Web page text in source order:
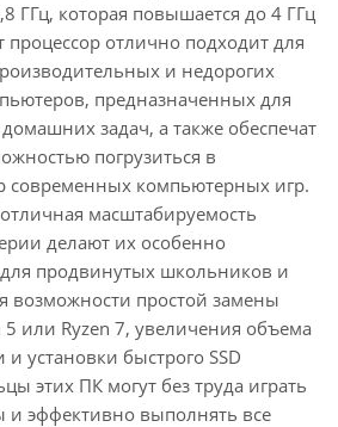
ГГц, которая повышается до 4 ГГц
процессор отлично подходит для
и недорогих
предназначенных для
задач, а также обеспечат
погрузиться в
компьютерных игр.
масштабируемость
делают их особенно
продвинутых школьников и
возможности простой замены
5 или Ryzen 7, увеличения объема
установки быстрого SSD
этих ПК могут без труда играть
и эффективно выполнять все